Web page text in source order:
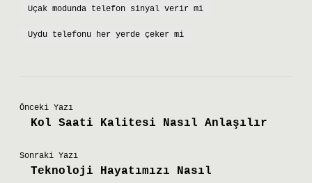
Uçak modunda telefon sinyal verir mi
Uydu telefonu her yerde çeker mi
Önceki Yazı
Kol Saati Kalitesi Nasıl Anlaşılır
Sonraki Yazı
Teknoloji Hayatımızı Nasıl